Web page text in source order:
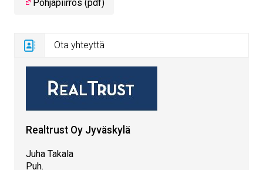
Pohjapiirros (pdf)
Ota yhteyttä
Realtrust Oy Jyväskylä
Juha Takala
Puh.